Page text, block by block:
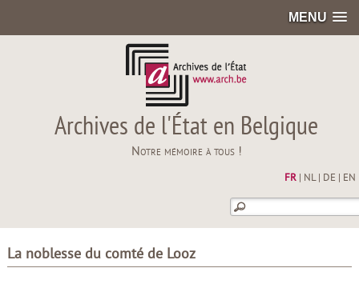
MENU
Archives de l'État en Belgique
Notre mémoire à tous !
FR| NL| DE EN
La noblesse du comté de Looz